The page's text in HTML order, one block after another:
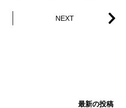
最新の投稿